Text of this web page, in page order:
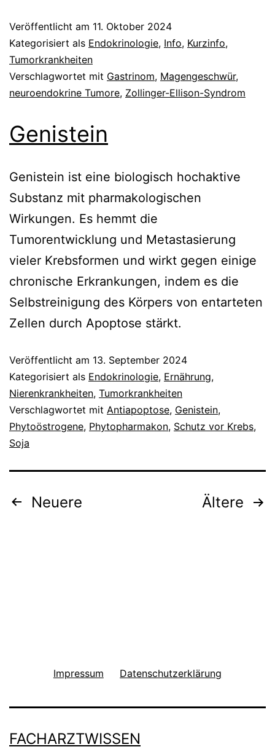
Veröffentlicht am 11. Oktober 2024
Kategorisiert als Endokrinologie, Info, Kurzinfo,
Tumorkrankheiten
Verschlagwortet mit Gastrinom, Magengeschwür,
neuroendokrine Tumore, Zollinger-Ellison-Syndrom
Genistein
Genistein ist eine biologisch hochaktive
Substanz mit pharmakologischen
Wirkungen. Es hemmt die
Tumorentwicklung und Metastasierung
vieler Krebsformen und wirkt gegen einige
chronische Erkrankungen, indem es die
Selbstreinigung des Körpers von entarteten
Zellen durch Apoptose stärkt.
Veröffentlicht am 13. September 2024
Kategorisiert als Endokrinologie, Ernährung,
Nierenkrankheiten, Tumorkrankheiten
Verschlagwortet mit Antiapoptose, Genistein,
Phytoöstrogene, Phytopharmakon, Schutz vor Krebs,
Soja
Seitennummerierung
Neuere Ältere
Impressum Datenschutzerklärung
FACHARZTWISSEN